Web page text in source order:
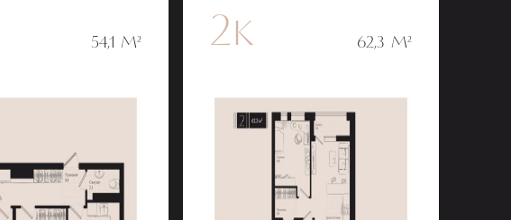
54,1 М² 2к 62,3 М²